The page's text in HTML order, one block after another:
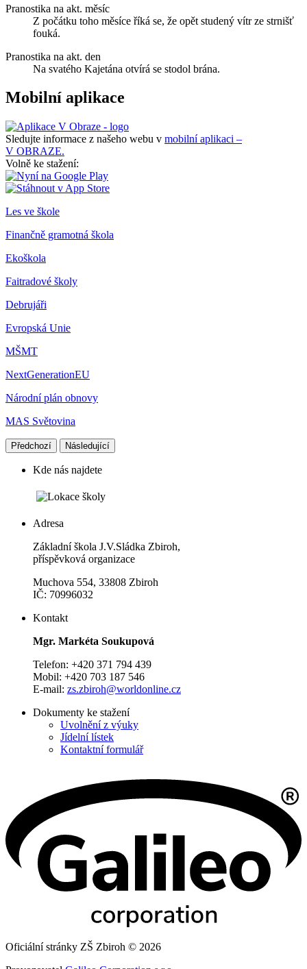
Pranostika na akt. měsíc
Z počátku toho měsíce říká se, že opět studený vítr ze strnišť
fouká.
Pranostika na akt. den
Na svatého Kajetána otvírá se stodol brána.
Mobilní aplikace
Sledujte informace z našeho webu v mobilní aplikaci –
V OBRAZE.
Volně ke stažení:
Les ve škole
Finančně gramotná škola
Ekoškola
Faitradové školy
Debrujáři
Evropská Unie
MŠMT
NextGenerationEU
Národní plán obnovy
MAS Světovina
Předchozí Následující
Kde nás najdete
Adresa
Základní škola J.V.Sládka Zbiroh,
příspěvková organizace
Muchova 554, 33808 Zbiroh
IČ: 70996032
Kontakt
Mgr. Markéta Soukupová
Telefon: +420 371 794 439
Mobil: +420 703 187 546
E-mail: zs.zbiroh@worldonline.cz
Dokumenty ke stažení
Uvolnění z výuky
Jídelní lístek
Kontaktní formulář
Oficiální stránky ZŠ Zbiroh © 2026